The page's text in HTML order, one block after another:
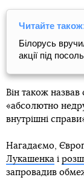
Читайте
Білорусь
акції під
Він також назвав
«абсолютно
внутрішні
Нагадаємо,
Лукашенка і
запровадив